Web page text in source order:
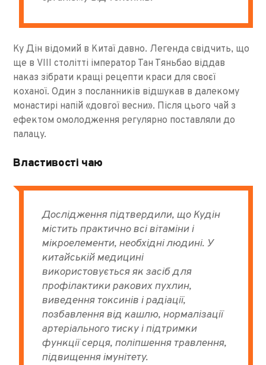
Ку Дін відомий в Китаї давно. Легенда свідчить, що
ще в VІІІ столітті імператор Тан Тяньбао віддав
наказ зібрати кращі рецепти краси для своєї
коханої. Один з посланників відшукав в далекому
монастирі напій «довгої весни». Після цього чай з
ефектом омолодження регулярно поставляли до
палацу.
Властивості чаю
Дослідження підтвердили, що Кудін
містить практично всі вітаміни і
мікроелементи, необхідні людині. У
китайській медицині
використовується як засіб для
профілактики ракових пухлин,
виведення токсинів і радіації,
позбавлення від кашлю, нормалізації
артеріального тиску і підтримки
функції серця, поліпшення травлення,
підвищення імунітету.